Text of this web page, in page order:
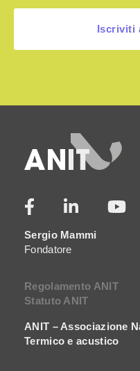
Iscriviti
Sergio Mammi
Fondatore
Regolamento ANIT
Statuto ANIT
ANIT – Associazione
Termico e acustico